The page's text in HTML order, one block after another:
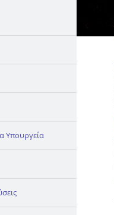
Υπουργεία